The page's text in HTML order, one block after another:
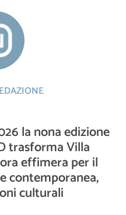
la nona edizione
trasforma Villa
effimera per il
contemporanea,
culturali